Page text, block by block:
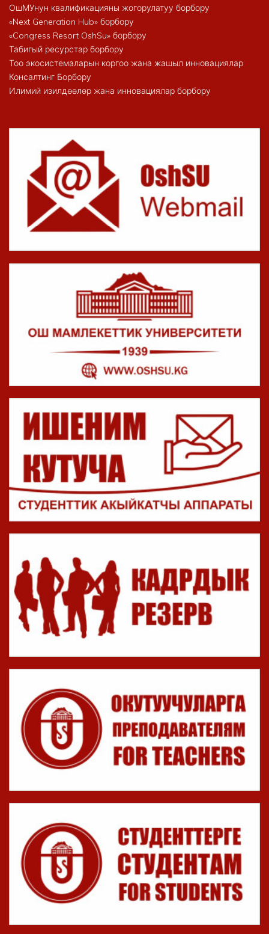
ОшМУнун квалификацияны жогорулатуу борбору
«Next Generation Hub» борбору
«Congress Resort OshSu» борбору
Табигый ресурстар борбору
Тоо экосистемаларын коргоо жана жашыл инновациялар
Консалтинг Борбору
Илимий изилдөөлөр жана инновациялар борбору